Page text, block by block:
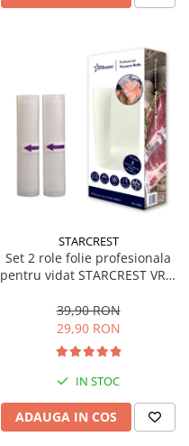
STARCREST
Set 2 role folie profesionala
pentru vidat STARCREST VRL-
reutilizabile, sous vide,
lavabile in masina de spalat,
fara BPA, transparent
39,90 RON
29,90 RON
IN STOC
ADAUGA IN COS